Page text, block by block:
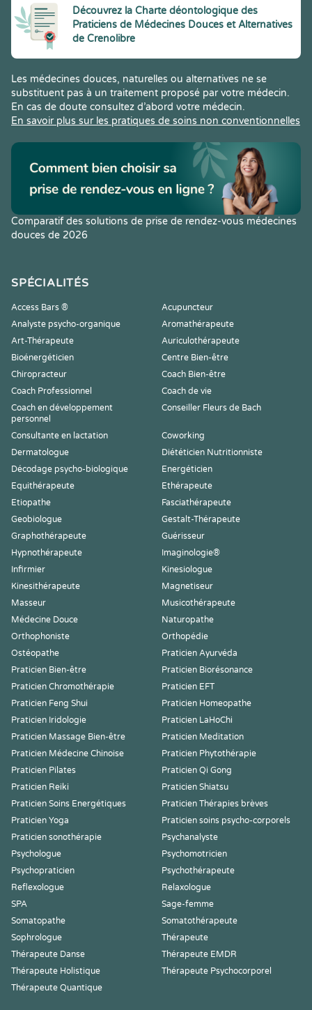
Découvrez la Charte déontologique des
Praticiens de Médecines Douces et Alternatives
de Crenolibre
Les médecines douces, naturelles ou alternatives ne se
substituent pas à un traitement proposé par votre médecin.
En cas de doute consultez d’abord votre médecin.
En savoir plus sur les pratiques de soins non conventionnelles
Comparatif des solutions de prise de rendez-vous médecines
douces de 2026
SPÉCIALITÉS
Access Bars ®
Acupuncteur
Analyste psycho-organique
Aromathérapeute
Art-Thérapeute
Auriculothérapeute
Bioénergéticien
Centre Bien-être
Chiropracteur
Coach Bien-être
Coach Professionnel
Coach de vie
Coach en développement
personnel
Conseiller Fleurs de Bach
Consultante en lactation
Coworking
Dermatologue
Diététicien Nutritionniste
Décodage psycho-biologique
Energéticien
Equithérapeute
Ethérapeute
Etiopathe
Fasciathérapeute
Geobiologue
Gestalt-Thérapeute
Graphothérapeute
Guérisseur
Hypnothérapeute
Imaginologie®
Infirmier
Kinesiologue
Kinesithérapeute
Magnetiseur
Masseur
Musicothérapeute
Médecine Douce
Naturopathe
Orthophoniste
Orthopédie
Ostéopathe
Praticien Ayurvéda
Praticien Bien-être
Praticien Biorésonance
Praticien Chromothérapie
Praticien EFT
Praticien Feng Shui
Praticien Homeopathe
Praticien Iridologie
Praticien LaHoChi
Praticien Massage Bien-être
Praticien Meditation
Praticien Médecine Chinoise
Praticien Phytothérapie
Praticien Pilates
Praticien Qi Gong
Praticien Reiki
Praticien Shiatsu
Praticien Soins Energétiques
Praticien Thérapies brèves
Praticien Yoga
Praticien soins psycho-corporels
Praticien sonothérapie
Psychanalyste
Psychologue
Psychomotricien
Psychopraticien
Psychothérapeute
Reflexologue
Relaxologue
SPA
Sage-femme
Somatopathe
Somatothérapeute
Sophrologue
Thérapeute
Thérapeute Danse
Thérapeute EMDR
Thérapeute Holistique
Thérapeute Psychocorporel
Thérapeute Quantique